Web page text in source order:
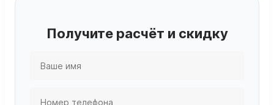
Получите расчёт и скидку